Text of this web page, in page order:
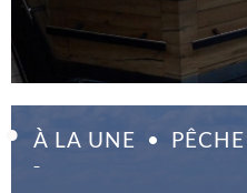
À LA UNE PÊCHE
–